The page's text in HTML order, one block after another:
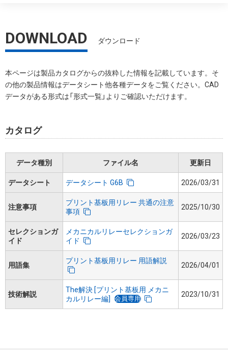
DOWNLOAD ダウンロード
本ページは製品カタログからの抜粋した情報を記載しています。そ
の他の製品情報はデータシート他各種データをご覧ください。CAD
データがある形式は「形式一覧」よりご確認いただけます。
カタログ
データ種別 ファイル名 更新日
データシート データシート G6B 2026/03/31
注意事項
プリント基板用リレー 共通の注意
事項
2025/10/30
セレクションガ
イド
メカニカルリレーセレクションガ
イド
2026/03/23
用語集
プリント基板用リレー 用語解説
2026/04/01
技術解説
The解決 [プリント基板用 メカニ
カルリレー編]
会員専用 2023/10/31